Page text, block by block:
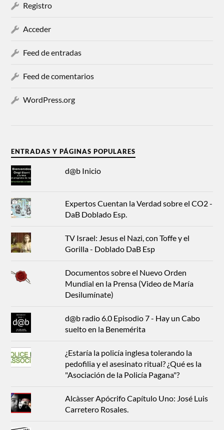
Registro
Acceder
Feed de entradas
Feed de comentarios
WordPress.org
ENTRADAS Y PÁGINAS POPULARES
d@b Inicio
Expertos Cuentan la Verdad sobre el CO2 -
DaB Doblado Esp.
TV Israel: Jesus el Nazi, con Toffe y el
Gorilla - Doblado DaB Esp
Documentos sobre el Nuevo Orden
Mundial en la Prensa (Video de María
Desilumínate)
d@b radio 6.0 Episodio 7 - Hay un Cabo
suelto en la Benemérita
¿Estaría la policía inglesa tolerando la
pedofilia y el asesinato ritual? ¿Qué es la
"Asociación de la Policía Pagana"?
Alcàsser Apócrifo Capítulo Uno: José Luis
Carretero Rosales.